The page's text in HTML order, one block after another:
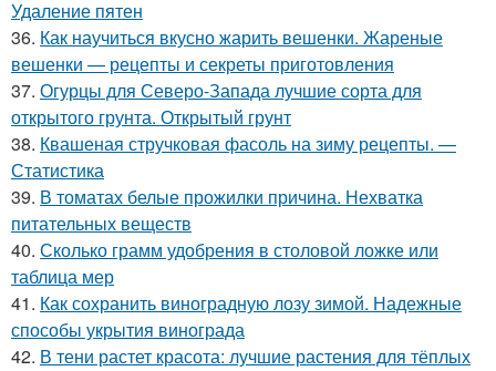
Удаление пятен
36. Как научиться вкусно жарить вешенки. Жареные
вешенки — рецепты и секреты приготовления
37. Огурцы для Северо-Запада лучшие сорта для
открытого грунта. Открытый грунт
38. Квашеная стручковая фасоль на зиму рецепты. —
Статистика
39. В томатах белые прожилки причина. Нехватка
питательных веществ
40. Сколько грамм удобрения в столовой ложке или
таблица мер
41. Как сохранить виноградную лозу зимой. Надежные
способы укрытия винограда
42. В тени растет красота: лучшие растения для тёплых